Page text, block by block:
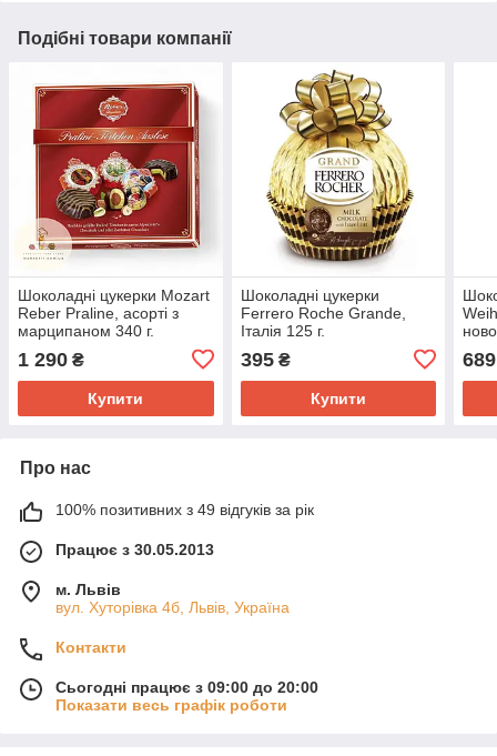
Подібні товари компанії
Шоколадні цукерки Mozart
Reber Praline, асорті з
марципаном 340 г.
1 290 ₴
Купити
Шоколадні цукерки
Ferrero Roche Grande,
Італія 125 г.
395₴
Купити
689
Про нас
100% позитивних з 49 відгуків за рік
Працює з 30.05.2013
м. Львів
вул. Хуторівка 4б, Львів, Україна
Контакти
Сьогодні працює з 09:00 до 20:00
Показати весь графік роботи